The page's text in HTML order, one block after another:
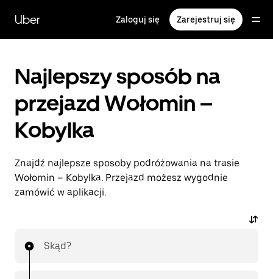
głównej
zawartości
Uber Zaloguj się Zarejestruj się
Najlepszy sposób na
przejazd Wołomin –
Kobylka
Znajdź najlepsze sposoby podróżowania na trasie
Wołomin – Kobylka. Przejazd możesz wygodnie
zamówić w aplikacji.
Skąd?